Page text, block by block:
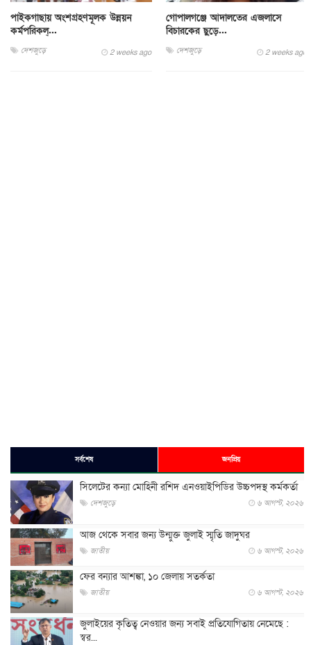
পাইকগাছায় অংশগ্রহণমূলক উন্নয়ন
কর্মপরিকল্...
দেশজুড়ে 2 weeks ago
গোপালগঞ্জে আদালতের এজলাসে
বিচারকের ছুড়ে...
দেশজুড়ে 2 weeks ago
সর্বশেষ জনপ্রিয়
সিলেটের কন্যা মোহিনী রশিদ এনওয়াইপিডির উচ্চপদস্থ কর্মকর্তা
দেশজুড়ে ৬ আগস্ট, ২০২৬
আজ থেকে সবার জন্য উন্মুক্ত জুলাই স্মৃতি জাদুঘর
জাতীয় ৬ আগস্ট, ২০২৬
ফের বন্যার আশঙ্কা, ১০ জেলায় সতর্কতা
জাতীয় ৬ আগস্ট, ২০২৬
জুলাইয়ের কৃতিত্ব নেওয়ার জন্য সবাই প্রতিযোগিতায় নেমেছে :
স্বর...